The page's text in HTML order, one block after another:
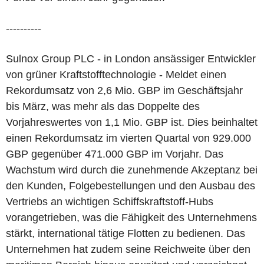
----------
Sulnox Group PLC - in London ansässiger Entwickler
von grüner Kraftstofftechnologie - Meldet einen
Rekordumsatz von 2,6 Mio. GBP im Geschäftsjahr
bis März, was mehr als das Doppelte des
Vorjahreswertes von 1,1 Mio. GBP ist. Dies beinhaltet
einen Rekordumsatz im vierten Quartal von 929.000
GBP gegenüber 471.000 GBP im Vorjahr. Das
Wachstum wird durch die zunehmende Akzeptanz bei
den Kunden, Folgebestellungen und den Ausbau des
Vertriebs an wichtigen Schiffskraftstoff-Hubs
vorangetrieben, was die Fähigkeit des Unternehmens
stärkt, international tätige Flotten zu bedienen. Das
Unternehmen hat zudem seine Reichweite über den